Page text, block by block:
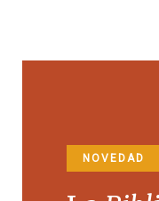
NOVEDAD